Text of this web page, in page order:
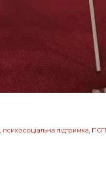
, психосоціальна підтримка, ПСП